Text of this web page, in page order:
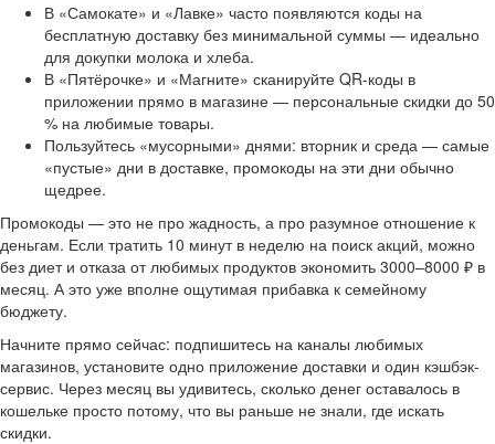
В «Самокате» и «Лавке» часто появляются коды на
бесплатную доставку без минимальной суммы — идеально
для докупки молока и хлеба.
В «Пятёрочке» и «Магните» сканируйте QR-коды в
приложении прямо в магазине — персональные скидки до 50
% на любимые товары.
Пользуйтесь «мусорными» днями: вторник и среда — самые
«пустые» дни в доставке, промокоды на эти дни обычно
щедрее.
Промокоды — это не про жадность, а про разумное отношение к
деньгам. Если тратить 10 минут в неделю на поиск акций, можно
без диет и отказа от любимых продуктов экономить 3000–8000 ₽ в
месяц. А это уже вполне ощутимая прибавка к семейному
бюджету.
Начните прямо сейчас: подпишитесь на каналы любимых
магазинов, установите одно приложение доставки и один кэшбэк-
сервис. Через месяц вы удивитесь, сколько денег оставалось в
кошельке просто потому, что вы раньше не знали, где искать
скидки.